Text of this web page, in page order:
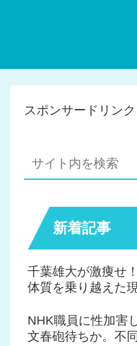
スポンサードリンク
新着記事
千葉雄大が激痩せ
体質を乗り越えた
NHK職員に性加害
文春砲待ちか。不